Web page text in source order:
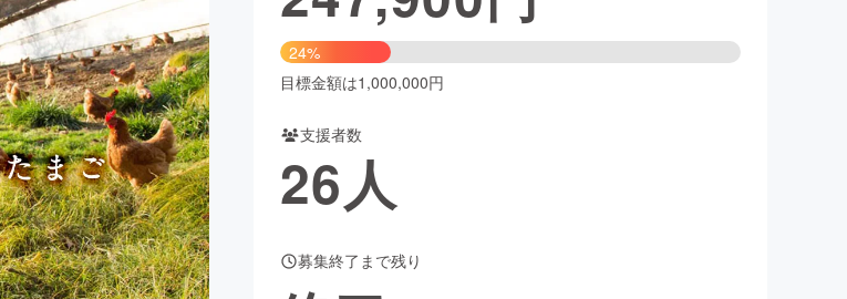
発 フード・飲食店 ファッション
アニメ・漫画
ビューティー・ヘルスケア
for Social GoodCAMPFIRE Creation
24%
目標金額は1,000,000円
支援者数
26人
募集終了まで残り